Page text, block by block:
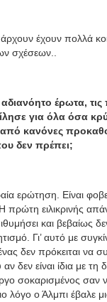
έχουν πολλά
σχέσεων..
αδιανόητο έρωτα,
για όλα όσα
κανόνες
δεν πρέπει;
ερώτηση. Είναι
ειλικρινής
και βεβαίως
Γι’ αυτό με
δεν πρόκειται να
δεν είναι ίδια με
σοκαρισμένος σαν
λόγο ο Άλμπι έβαλε